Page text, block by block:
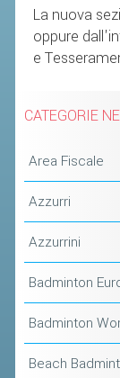
La nuova
oppure
e
CATEGORIE
Area Fiscale
Azzurri
Azzurrini
Badminton
Badminton
Beach